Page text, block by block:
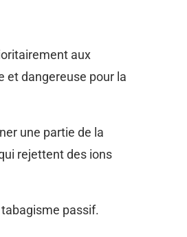
aux
et dangereuse pour la
une partie de la
rejettent des ions
passif.